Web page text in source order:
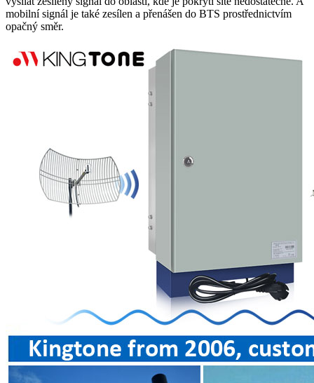
mobilní signál je také zesílen a přenášen do BTS prostřednictvím
opačný směr.